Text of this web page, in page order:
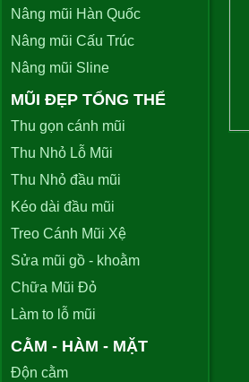
Nâng mũi Hàn Quốc
Nâng mũi Cấu Trúc
Nâng mũi Sline
MŨI ĐẸP TỔNG THỂ
Thu gọn cánh mũi
Thu Nhỏ Lỗ Mũi
Thu Nhỏ đầu mũi
Kéo dài đầu mũi
Treo Cánh Mũi Xệ
Sửa mũi gồ - khoằm
Chữa Mũi Đỏ
Làm to lỗ mũi
CẰM - HÀM - MẶT
Độn cằm